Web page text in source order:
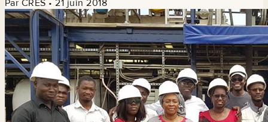
Par CRES • 21 juin 2018